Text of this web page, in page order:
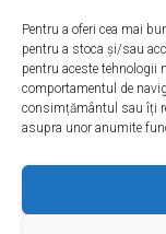
Pentru a oferi cea mai
pentru a stoca și/sau
pentru aceste tehnologii
comportamentul de
consimțământul sau îți
asupra unor anumite
ariston? Tot ce
Citește mai mult